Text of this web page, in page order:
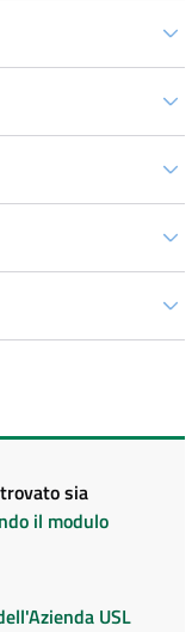
sia
il modulo
USL